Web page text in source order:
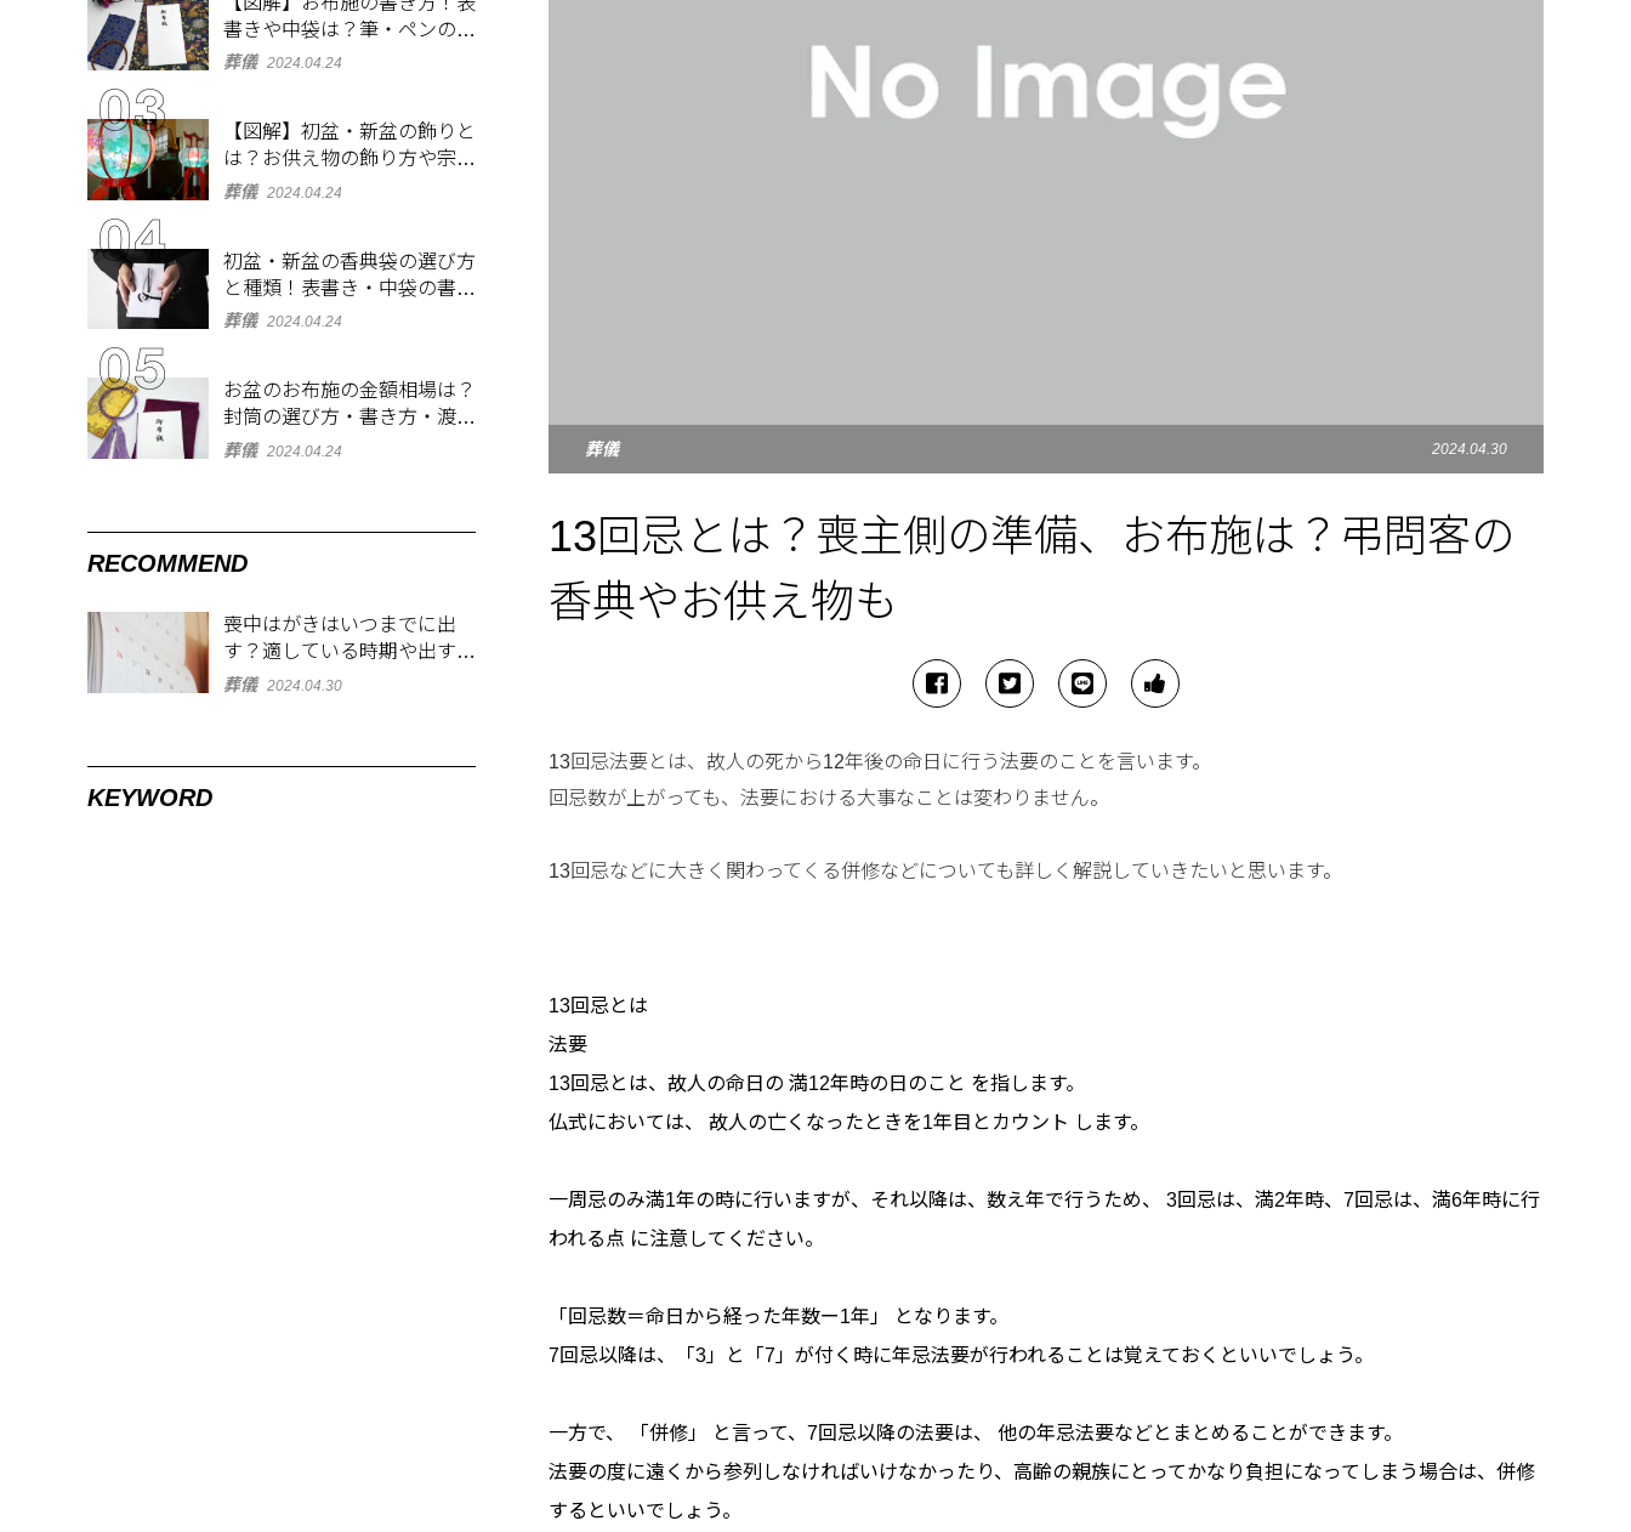
葬儀 2024.04.30
13回忌とは？喪主側の準備、お布施は？弔問客の
香典やお供え物も
13回忌法要とは、故人の死から12年後の命日に行う法要のことを言います。
回忌数が上がっても、法要における大事なことは変わりません。
13回忌などに大きく関わってくる併修などについても詳しく解説していきたいと思います。
13回忌とは
法要
13回忌とは、故人の命日の 満12年時の日のこと を指します。
仏式においては、 故人の亡くなったときを1年目とカウント します。
一周忌のみ満1年の時に行いますが、それ以降は、数え年で行うため、 3回忌は、満2年時、7回忌は、満6年時に行
われる点 に注意してください。
「回忌数＝命日から経った年数ー1年」 となります。
7回忌以降は、「3」と「7」が付く時に年忌法要が行われることは覚えておくといいでしょう。
一方で、 「併修」 と言って、7回忌以降の法要は、 他の年忌法要などとまとめることができます。
法要の度に遠くから参列しなければいけなかったり、高齢の親族にとってかなり負担になってしまう場合は、併修
するといいでしょう。
書きや中袋は？筆・ペンのマ
ナーとよくあるQ&A集
葬儀 2024.04.24
【図解】初盆・新盆の飾りと
は？お供え物の飾り方や宗派
ごとの違いを解説！
葬儀 2024.04.24
初盆・新盆の香典袋の選び方
と種類！表書き・中袋の書き
方、お札の入れ方も
葬儀 2024.04.24
お盆のお布施の金額相場は？
封筒の選び方・書き方・渡し
方も解説
葬儀 2024.04.24
RECOMMEND
喪中はがきはいつまでに出
す？適している時期や出す範
囲を解説！
葬儀 2024.04.30
KEYWORD